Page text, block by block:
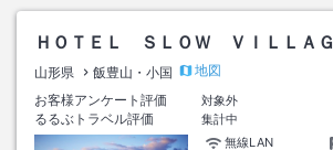
ＨＯＴＥＬ ＳＬＯＷ ＶＩＬＬＡ
山形県 飯豊山・小国
地図
お客様アンケート評価
対象外
るるぶトラベル評価
集計中
無線LAN